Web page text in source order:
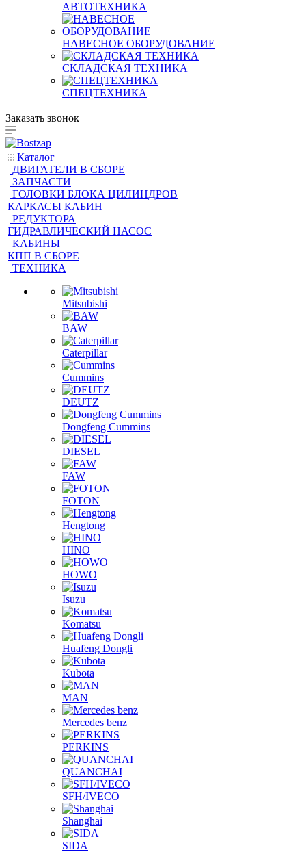
АВТОТЕХНИКА
НАВЕСНОЕ ОБОРУДОВАНИЕ
СКЛАДСКАЯ ТЕХНИКА
СПЕЦТЕХНИКА
Заказать звонок
Каталог
ДВИГАТЕЛИ В СБОРЕ
ЗАПЧАСТИ
ГОЛОВКИ БЛОКА ЦИЛИНДРОВ
КАРКАСЫ КАБИН
РЕДУКТОРА
ГИДРАВЛИЧЕСКИЙ НАСОС
КАБИНЫ
КПП В СБОРЕ
ТЕХНИКА
Mitsubishi
BAW
Caterpillar
Cummins
DEUTZ
Dongfeng Cummins
DIESEL
FAW
FOTON
Hengtong
HINO
HOWO
Isuzu
Komatsu
Huafeng Dongli
Kubota
MAN
Mercedes benz
PERKINS
QUANCHAI
SFH/IVECO
Shanghai
SIDA